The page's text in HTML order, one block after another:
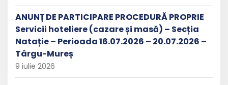
ANUNȚ DE PARTICIPARE PROCEDURĂ PROPRIE
Servicii hoteliere (cazare și masă) – Secția
Natație – Perioada 16.07.2026 – 20.07.2026 –
Târgu-Mureș
9 iulie 2026